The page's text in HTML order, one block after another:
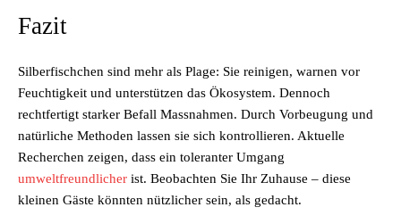
Fazit
Silberfischchen sind mehr als Plage: Sie reinigen, warnen vor
Feuchtigkeit und unterstützen das Ökosystem. Dennoch
rechtfertigt starker Befall Massnahmen. Durch Vorbeugung und
natürliche Methoden lassen sie sich kontrollieren. Aktuelle
Recherchen zeigen, dass ein toleranter Umgang
umweltfreundlicher ist. Beobachten Sie Ihr Zuhause – diese
kleinen Gäste könnten nützlicher sein, als gedacht.